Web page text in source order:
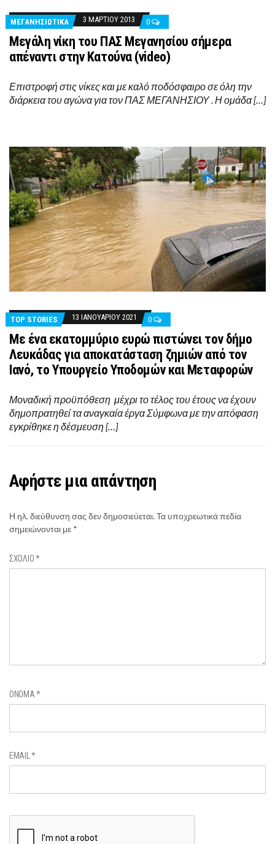
ΜΕΓΑΝΗΣΙΩΤΙΚΑ 3 ΜΑΡΤΊΟΥ 2013 0
Μεγάλη νίκη του ΠΑΣ Μεγανησίου σήμερα
απέναντι στην Κατούνα (video)
Επιστροφή στις νίκες και με καλό ποδόσφαιρο σε όλη την
διάρκεια του αγώνα για τον ΠΑΣ ΜΕΓΑΝΗΣΙΟΥ . Η ομάδα […]
TOP STORIES 13 ΙΑΝΟΥΑΡΊΟΥ 2021 0
Με ένα εκατομμύριο ευρώ πιστώνει τον δήμο
Λευκάδας για αποκατάσταση ζημιών από τον
Ιανό, το Υπουργείο Υποδομών και Μεταφορών
Μοναδική προϋπόθεση μέχρι το τέλος του έτους να έχουν
δημοπρατηθεί τα αναγκαία έργα Σύμφωνα με την απόφαση
εγκρίθηκε η δέσμευση […]
Αφήστε μια απάντηση
Η ηλ. διεύθυνση σας δεν δημοσιεύεται.Τα υποχρεωτικά πεδία
σημειώνονται με *
ΣΧΌΛΙΟ*
ΌΝΟΜΑ*
EMAIL*